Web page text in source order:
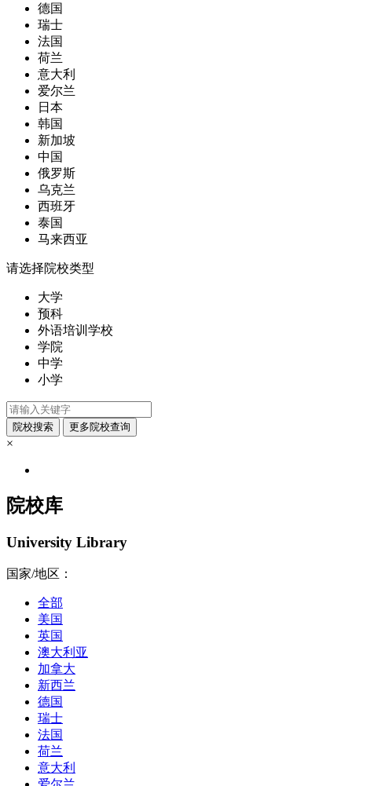
德国
瑞士
法国
荷兰
意大利
爱尔兰
日本
韩国
新加坡
中国
俄罗斯
乌克兰
西班牙
泰国
马来西亚
请选择院校类型
大学
预科
外语培训学校
学院
中学
小学
×
院校库
University Library
国家/地区：
全部
美国
英国
澳大利亚
加拿大
新西兰
德国
瑞士
法国
荷兰
意大利